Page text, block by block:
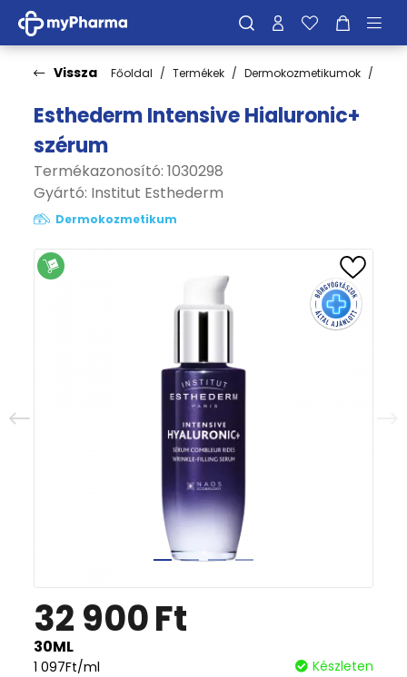
Vissza Főoldal Termékek Dermokozmetikumok
Esthederm Intensive Hialuronic+
szérum
Termékazonosító: 1030298
Gyártó: Institut Esthederm
Dermokozmetikum
32 900Ft
30ML
1 097Ft/ml Készleten